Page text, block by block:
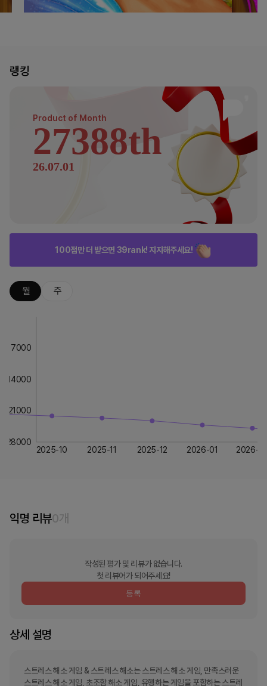
랭킹
Product of Month
27388th
26.07.01
100점만 더 받으면 39rank! 지지해주세요!
월 주
2025-10 2025-11 2025-12 2026-01 2026-
7000
14000
21000
28000
익명 리뷰0개
작성된 평가 및 리뷰가 없습니다.
첫 리뷰어가 되어주세요!
등록
상세 설명
스트레스 해소 게임 & 스트레스 해소는 스트레스 해소 게임, 만족스러운
스트레스 해소 게임, 초조함 해소 게임, 유행하는 게임을 포함하는 스트레